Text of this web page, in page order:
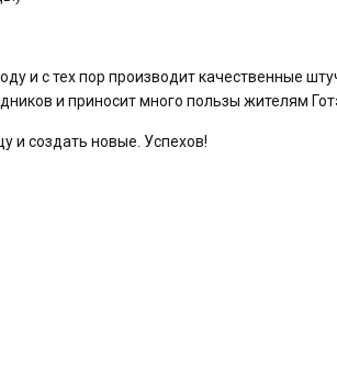
и с тех пор производит качественные
и приносит много пользы жителям
и создать новые. Успехов!